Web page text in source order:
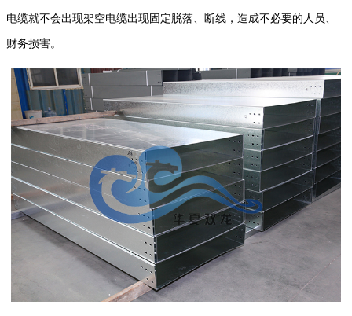
电缆就不会出现架空电缆出现固定脱落、断线，造成不必要的人员、
财务损害。